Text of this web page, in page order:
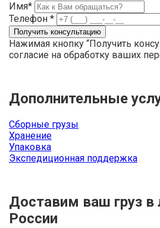
Имя*
Телефон *
Нажимая кнопку “Получить
согласие на обработку ваших
Дополнительные
Сборные грузы
Хранение
Упаковка
Экспедиционная поддержка
Доставим ваш груз
России